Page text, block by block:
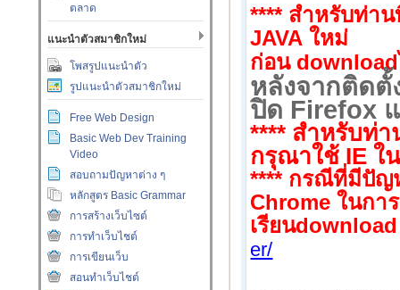
ตลาด
แนะนำตัวสมาชิกใหม่
โพสรูปแนะนำตัว
รูปแนะนำตัวสมาชิกใหม่
Free Web Design
Basic Web Dev Training
Video
สอบถามปัญหาต่าง ๆ
หลักสูตร Basic Grammar
การสร้างเว็บไซต์
การทำเว็บไชต์
การเขียนเว็บ
สอนทำเว็บไชต์
**** สำหรับท่า
JAVAใหม่
ก่อน download
หลังจากติด
ปิด Firefox
**** สำหรับท่
กรุณาใช้ IE ใ
**** กรณีที่มีปัญ
Chromeในกา
เรียน
er/